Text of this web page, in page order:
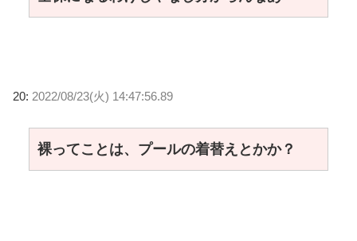
20: 2022/08/23(火) 14:47:56.89
裸ってことは、プールの着替えとかか？